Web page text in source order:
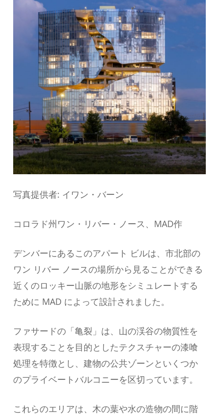
写真提供者: イワン・バーン
コロラド州ワン・リバー・ノース、MAD作
デンバーにあるこのアパート ビルは、市北部の
ワン リバー ノースの場所から見ることができる
近くのロッキー山脈の地形をシミュレートする
ために MAD によって設計されました。
ファサードの「亀裂」は、山の渓谷の物質性を
表現することを目的としたテクスチャーの漆喰
処理を特徴とし、建物の公共ゾーンといくつか
のプライベートバルコニーを区切っています。
これらのエリアは、木の葉や水の造物の間に階